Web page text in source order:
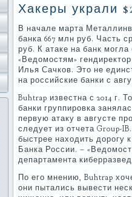
Хакеры украли
В начале марта
банка 667 млн руб. Часть
руб. К атаке на банк
«Ведомостям»
Илья Сачков. Это не
на российские банки с
Buhtrap известна с 2014 г.
банки группировка
первую атаку в августе
следует из отчета Group-
быстрее находить дорогу
Банка России. –
департамента
По его мнению, Buhtrap
они пытались вывести